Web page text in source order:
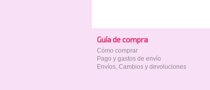
Guía de compra
Cómo comprar
Pago y gastos de envío
Envíos, Cambios y devoluciones